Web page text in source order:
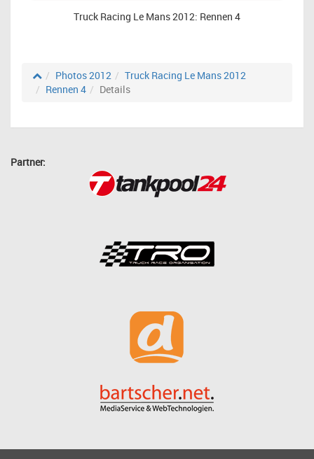
Truck Racing Le Mans 2012: Rennen 4
Photos 2012
Truck Racing Le Mans 2012
Rennen 4
Details
Partner: